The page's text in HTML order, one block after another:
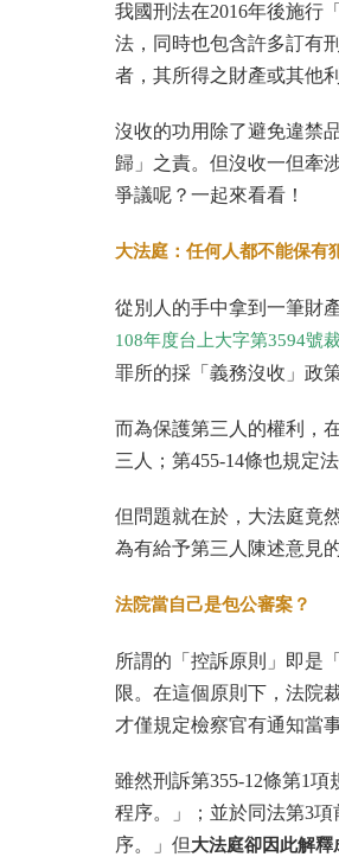
我國刑法在2016年後施行
法，同時也包含許多訂有
者，其所得之財產或其他
沒收的功用除了避免違禁
歸」之責。但沒收一但牽
爭議呢？一起來看看！
大法庭：任何人都不能保有
從別人的手中拿到一筆財
108年度台上大字第3594號
罪所的採「義務沒收」政
而為保護第三人的權利，
三人；第455-14條也規定
但問題就在於，大法庭竟
為有給予第三人陳述意見
法院當自己是包公審案？
所謂的「控訴原則」即是
限。在這個原則下，法院
才僅規定檢察官有通知當
雖然刑訴第355-12條第1
程序。」；並於同法第3
序。」但大法庭卻因此解